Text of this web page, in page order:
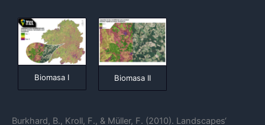
Biomasa I Biomasa II
Burkhard, B., Kroll, F., & Müller, F. (2010). Landscapes‘